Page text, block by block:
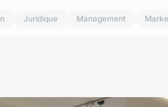
Juridique Management